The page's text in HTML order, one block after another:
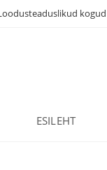
kogud
ESILEHT